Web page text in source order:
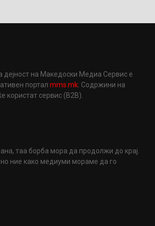
на Македоски Медиа Сервис е
порталmms.mk. Содржини на
користат сервис (B2B).
таа борба мора да продолжи до крај.
ние како медиуми мораме да го